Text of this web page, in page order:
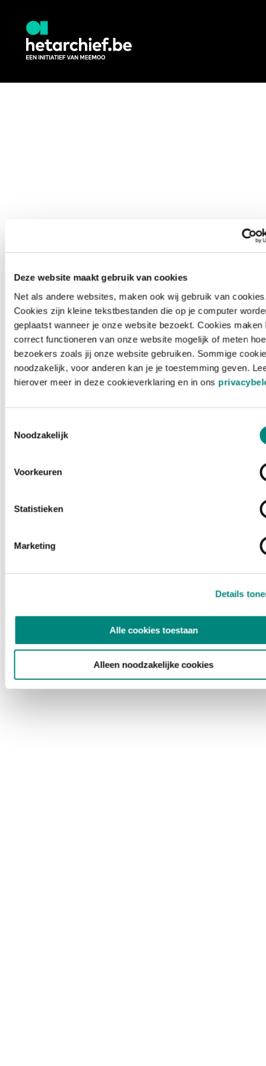
Deze website maakt gebruik van cookies
Net als andere websites, maken ook wij gebruik van
Cookies zijn kleine tekstbestanden die op je computer
geplaatst wanneer je onze website bezoekt. Cookies maken
correct functioneren van onze website mogelijk of meten hoe
bezoekers zoals jij onze website gebruiken. Sommige
noodzakelijk, voor anderen kan je je toestemming geven.
hierover meer in deze cookieverklaring en in ons
Noodzakelijk
Voorkeuren
Statistieken
Marketing
Details
Alle cookies toestaan
Alleen noodzakelijke cookies